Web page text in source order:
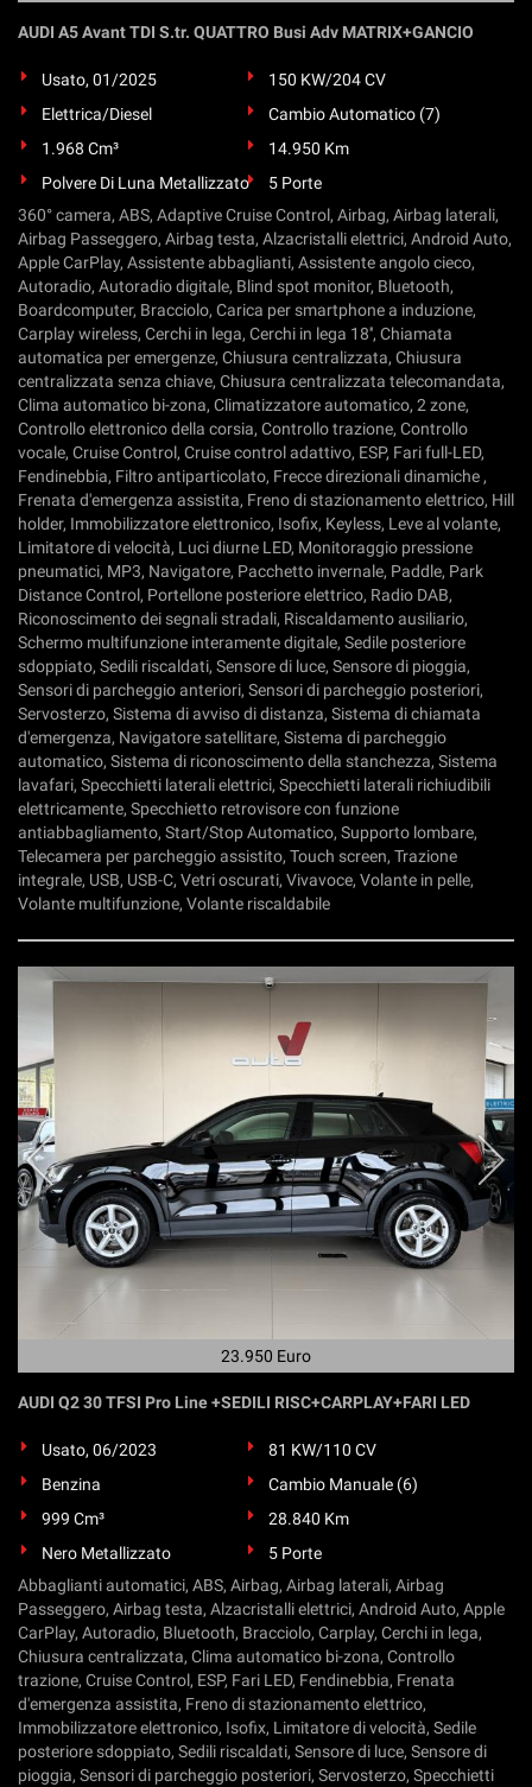
AUDI A5 Avant TDI S.tr. QUATTRO Busi Adv MATRIX+GANCIO
Usato, 01/2025
150 KW/204 CV
Elettrica/Diesel
Cambio Automatico (7)
1.968 Cm³
14.950 Km
Polvere Di Luna Metallizzato
5 Porte
360° camera, ABS, Adaptive Cruise Control, Airbag, Airbag laterali,
Airbag Passeggero, Airbag testa, Alzacristalli elettrici, Android Auto,
Apple CarPlay, Assistente abbaglianti, Assistente angolo cieco,
Autoradio, Autoradio digitale, Blind spot monitor, Bluetooth,
Boardcomputer, Bracciolo, Carica per smartphone a induzione,
Carplay wireless, Cerchi in lega, Cerchi in lega 18'', Chiamata
automatica per emergenze, Chiusura centralizzata, Chiusura
centralizzata senza chiave, Chiusura centralizzata telecomandata,
Clima automatico bi-zona, Climatizzatore automatico, 2 zone,
Controllo elettronico della corsia, Controllo trazione, Controllo
vocale, Cruise Control, Cruise control adattivo, ESP, Fari full-LED,
Fendinebbia, Filtro antiparticolato, Frecce direzionali dinamiche ,
Frenata d'emergenza assistita, Freno di stazionamento elettrico, Hill
holder, Immobilizzatore elettronico, Isofix, Keyless, Leve al volante,
Limitatore di velocità, Luci diurne LED, Monitoraggio pressione
pneumatici, MP3, Navigatore, Pacchetto invernale, Paddle, Park
Distance Control, Portellone posteriore elettrico, Radio DAB,
Riconoscimento dei segnali stradali, Riscaldamento ausiliario,
Schermo multifunzione interamente digitale, Sedile posteriore
sdoppiato, Sedili riscaldati, Sensore di luce, Sensore di pioggia,
Sensori di parcheggio anteriori, Sensori di parcheggio posteriori,
Servosterzo, Sistema di avviso di distanza, Sistema di chiamata
d'emergenza, Navigatore satellitare, Sistema di parcheggio
automatico, Sistema di riconoscimento della stanchezza, Sistema
lavafari, Specchietti laterali elettrici, Specchietti laterali richiudibili
elettricamente, Specchietto retrovisore con funzione
antiabbagliamento, Start/Stop Automatico, Supporto lombare,
Telecamera per parcheggio assistito, Touch screen, Trazione
integrale, USB, USB-C, Vetri oscurati, Vivavoce, Volante in pelle,
Volante multifunzione, Volante riscaldabile
23.950 Euro
AUDI Q2 30 TFSI Pro Line +SEDILI RISC+CARPLAY+FARI LED
Usato, 06/2023
81 KW/110 CV
Benzina
Cambio Manuale (6)
999 Cm³
28.840 Km
Nero Metallizzato
5 Porte
Abbaglianti automatici, ABS, Airbag, Airbag laterali, Airbag
Passeggero, Airbag testa, Alzacristalli elettrici, Android Auto, Apple
CarPlay, Autoradio, Bluetooth, Bracciolo, Carplay, Cerchi in lega,
Chiusura centralizzata, Clima automatico bi-zona, Controllo
trazione, Cruise Control, ESP, Fari LED, Fendinebbia, Frenata
d'emergenza assistita, Freno di stazionamento elettrico,
Immobilizzatore elettronico, Isofix, Limitatore di velocità, Sedile
posteriore sdoppiato, Sedili riscaldati, Sensore di luce, Sensore di
pioggia, Sensori di parcheggio posteriori, Servosterzo, Specchietti